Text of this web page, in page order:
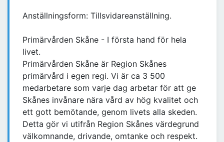
Anställningsform: Tillsvidareanställning.
Primärvården Skåne - I första hand för hela
livet.
Primärvården Skåne är Region Skånes
primärvård i egen regi. Vi är ca 3 500
medarbetare som varje dag arbetar för att ge
Skånes invånare nära vård av hög kvalitet och
ett gott bemötande, genom livets alla skeden.
Detta gör vi utifrån Region Skånes värdegrund
välkomnande, drivande, omtanke och respekt.